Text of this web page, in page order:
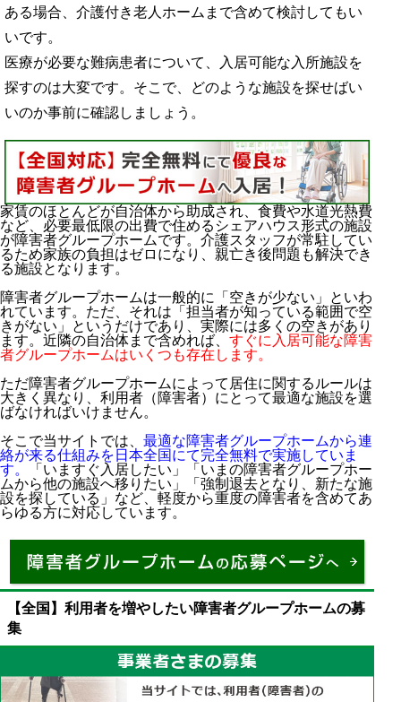
ある場合、介護付き老人ホームまで含めて検討してもい
いです。
医療が必要な難病患者について、入居可能な入所施設を
探すのは大変です。そこで、どのような施設を探せばい
いのか事前に確認しましょう。
家賃のほとんどが自治体から助成され、食費や水道光熱費
など、必要最低限の出費で住めるシェアハウス形式の施設
が障害者グループホームです。介護スタッフが常駐してい
るため家族の負担はゼロになり、親亡き後問題も解決でき
る施設となります。
障害者グループホームは一般的に「空きが少ない」といわ
れています。ただ、それは「担当者が知っている範囲で空
きがない」というだけであり、実際には多くの空きがあり
ます。近隣の自治体まで含めれば、 すぐに入居可能な障害
者グループホームはいくつも存在します。
ただ障害者グループホームによって居住に関するルールは
大きく異なり、利用者（障害者）にとって最適な施設を選
ばなければいけません。
そこで当サイトでは、 最適な障害者グループホームから連
絡が来る仕組みを日本全国にて完全無料で実施していま
す。
「いますぐ入居したい」「いまの障害者グループホー
ムから他の施設へ移りたい」「強制退去となり、新たな施
設を探している」など、軽度から重度の障害者を含めてあ
らゆる方に対応しています。
【全国】利用者を増やしたい障害者グループホームの募
集